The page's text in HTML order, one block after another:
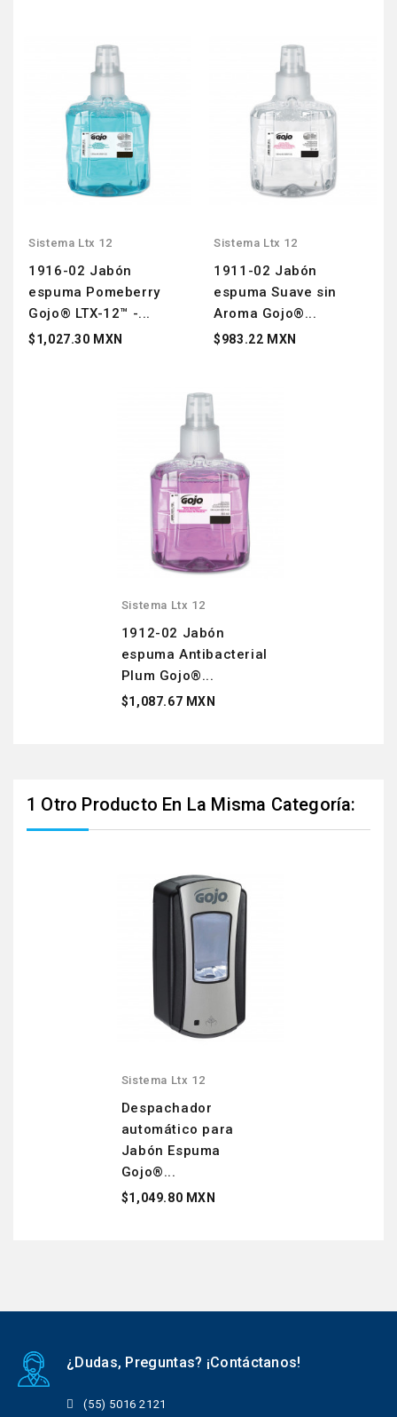
Sistema Ltx 12
1916-02 Jabón
espuma Pomeberry
Gojo® LTX-12™ -...
$1,027.30 MXN
Sistema Ltx 12
1911-02 Jabón
espuma Suave sin
Aroma Gojo®...
$983.22 MXN
Sistema Ltx 12
1912-02 Jabón
espuma Antibacterial
Plum Gojo®...
$1,087.67 MXN
1 Otro Producto En La Misma Categoría:
Sistema Ltx 12
Despachador
automático para
Jabón Espuma
Gojo®...
$1,049.80 MXN
¿Dudas, Preguntas? ¡Contáctanos!
(55) 5016 2121